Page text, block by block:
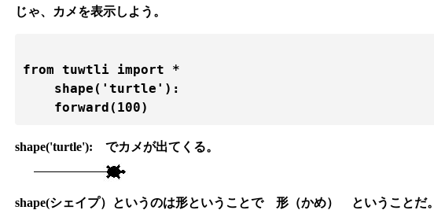
じゃ、カメを表示しよう。
from tuwtli import *
    shape('turtle'):
shape('turtle'): でカメが出てくる。
shape(シェイプ）というのは形ということで 形（かめ） ということだ。